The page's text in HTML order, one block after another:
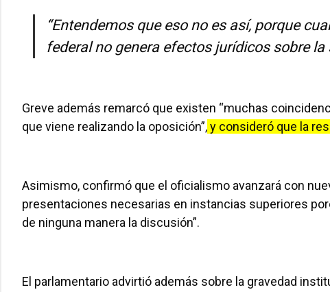
“Entendemos que eso no es así, porque
federal no genera efectos jurídicos sobre la
Greve además remarcó que existen “muchas
que viene realizando la oposición”,y consideró que la
Asimismo, confirmó que el oficialismo avanzará con
presentaciones necesarias en instancias superiores
de ninguna manera la discusión”.
El parlamentario advirtió además sobre la gravedad